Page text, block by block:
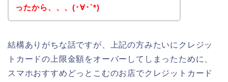
ったから、、、(･∀･`*)
結構ありがちな話ですが、上記の方みたいにクレジッ
トカードの上限金額をオーバーしてしまったために、
スマホおすすめどっとこむのお店でクレジットカード